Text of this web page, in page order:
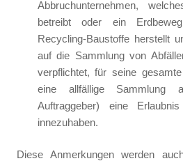
Abbruchunternehmen,
betreibt oder ein
Recycling-Baustoffe herstellt
auf die Sammlung von
verpflichtet, für seine
eine allfällige Sammlung
Auftraggeber) eine
innezuhaben.
Diese Anmerkungen werden